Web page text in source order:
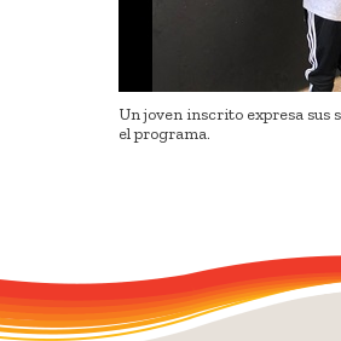
Un joven inscrito expresa sus
el programa.